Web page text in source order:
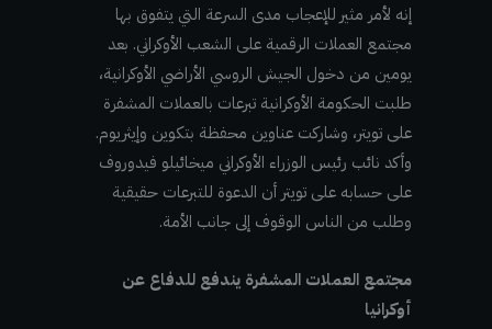
إنه لأمر مثير للإعجاب مدى السرعة التي يتفوق بها
مجتمع العملات الرقمية على الشعب الأوكراني. بعد
يومين من دخول الجيش الروسي الأراضي الأوكرانية،
طلبت الحكومة الأوكرانية تبرعات بالعملات المشفرة
على تويتر، وشاركت عناوين محفظة بتكوين وإيثريوم.
وأكد نائب رئيس الوزراء الأوكراني ميخائيلو فيدوروف
على حسابه على تويتر أن الدعوة للتبرعات حقيقية
وطلب من الناس الوقوف إلى جانب الأمة.
مجتمع العملات المشفرة يندفع للدفاع عن
أوكرانيا